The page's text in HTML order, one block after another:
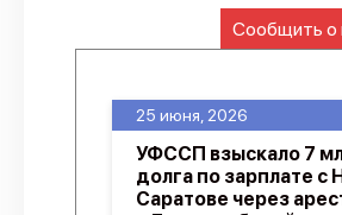
API
Политика
Сообщить о
25 июня, 2026
УФССП взыскало 7
долга по зарплате с
Саратове через